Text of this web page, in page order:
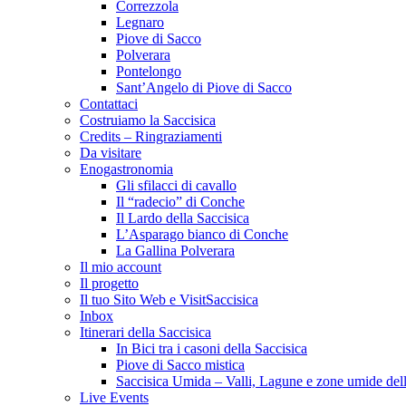
Correzzola
Legnaro
Piove di Sacco
Polverara
Pontelongo
Sant’Angelo di Piove di Sacco
Contattaci
Costruiamo la Saccisica
Credits – Ringraziamenti
Da visitare
Enogastronomia
Gli sfilacci di cavallo
Il “radecio” di Conche
Il Lardo della Saccisica
L’Asparago bianco di Conche
La Gallina Polverara
Il mio account
Il progetto
Il tuo Sito Web e VisitSaccisica
Inbox
Itinerari della Saccisica
In Bici tra i casoni della Saccisica
Piove di Sacco mistica
Saccisica Umida – Valli, Lagune e zone umide
Live Events